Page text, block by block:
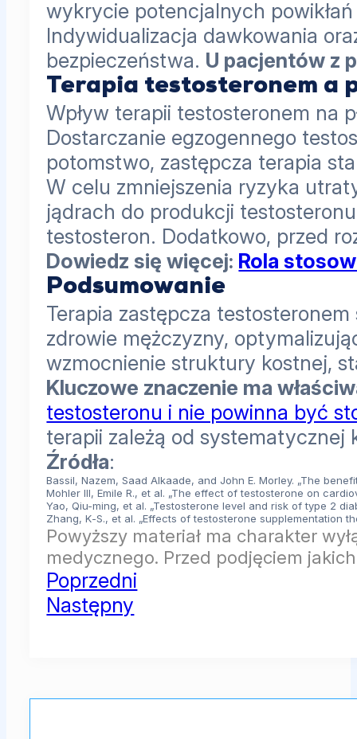
wykrycie potencjalnych
Indywidualizacja dawkowania
bezpieczeństwa. U pacjentów z
Terapia testosteronem a
Wpływ terapii testosteronem na
Dostarczanie egzogennego
potomstwo, zastępcza terapia
W celu zmniejszenia ryzyka
jądrach do produkcji
testosteron. Dodatkowo, przed
Dowiedz się więcej: Rola
Podsumowanie
Terapia zastępcza
zdrowie mężczyzny,
wzmocnienie struktury kostnej,
Kluczowe znaczenie ma
testosteronu i nie powinna być
terapii zależą od
Źródła:
Bassil, Nazem, Saad Alkaade, and John E. Morley. „The
Mohler III, Emile R., et al. „The effect of testosterone on
Yao, Qiu-ming, et al. „Testosterone level and risk of type 2
Zhang, K‐S., et al. „Effects of testosterone supplementation
Powyższy materiał ma charakter
medycznego. Przed podjęciem
Poprzedni
Następny